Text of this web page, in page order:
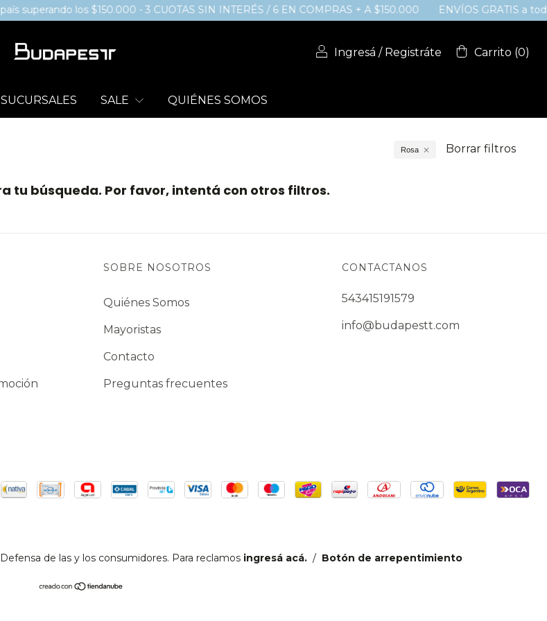
superando los $150.000 - 3 CUOTAS SIN INTERÉS / 6 EN COMPRAS + A $150.000 ENVÍOS GRATIS a
Ingresá / Registráte Carrito (0)
SUCURSALES SALE QUIÉNES SOMOS
Rosa Borrar filtros
tu búsqueda. Por favor, intentá con otros filtros.
SOBRE NOSOTROS
Quiénes Somos
Mayoristas
Contacto
Preguntas frecuentes
CONTACTANOS
543415191579
info@budapestt.com
Defensa de las y los consumidores. Para reclamos ingresá acá. / Botón de arrepentimiento